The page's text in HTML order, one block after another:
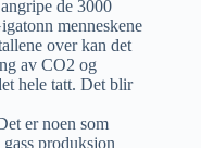
de 3000
menneskene
over kan det
av CO2 og
hele tatt. Det blir
er noen som
produksjon